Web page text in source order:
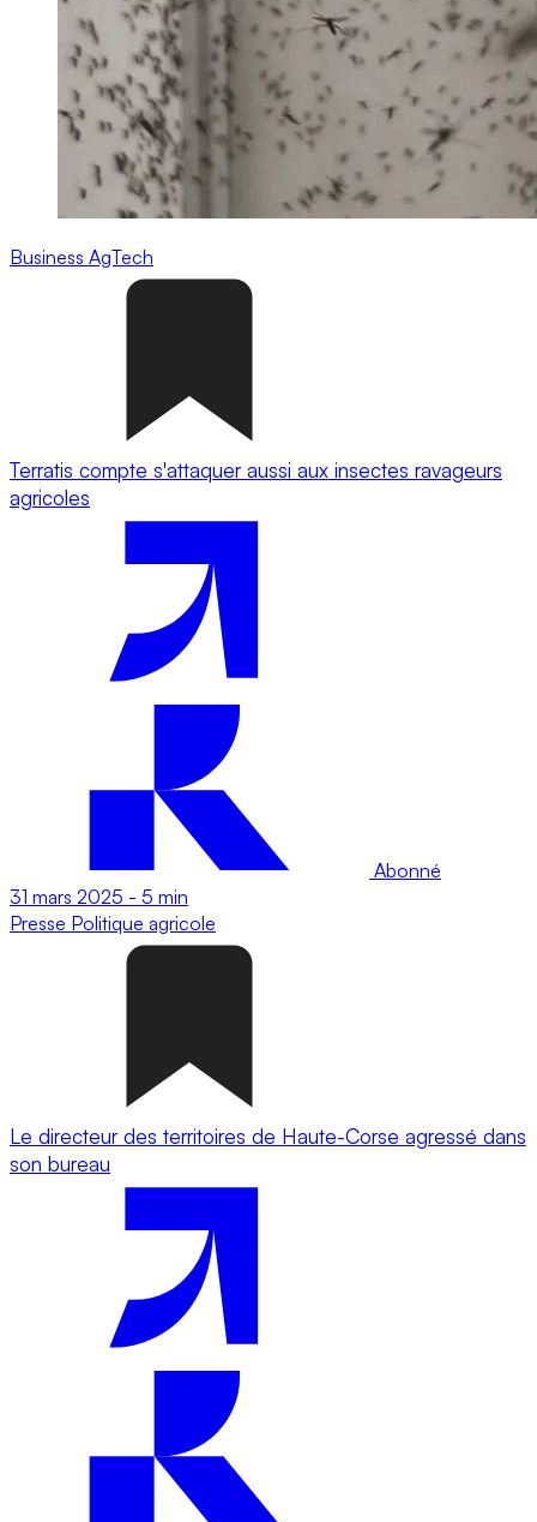
Business AgTech
Terratis compte s'attaquer aussi aux insectes ravageurs
agricoles
Abonné
31 mars 2025 - 5 min
Presse Politique agricole
Le directeur des territoires de Haute-Corse agressé dans
son bureau